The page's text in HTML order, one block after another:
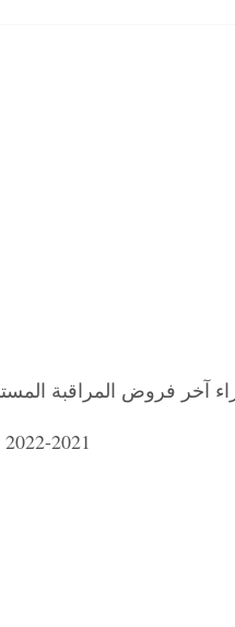
آخر فروض المراقبة
2021-2022